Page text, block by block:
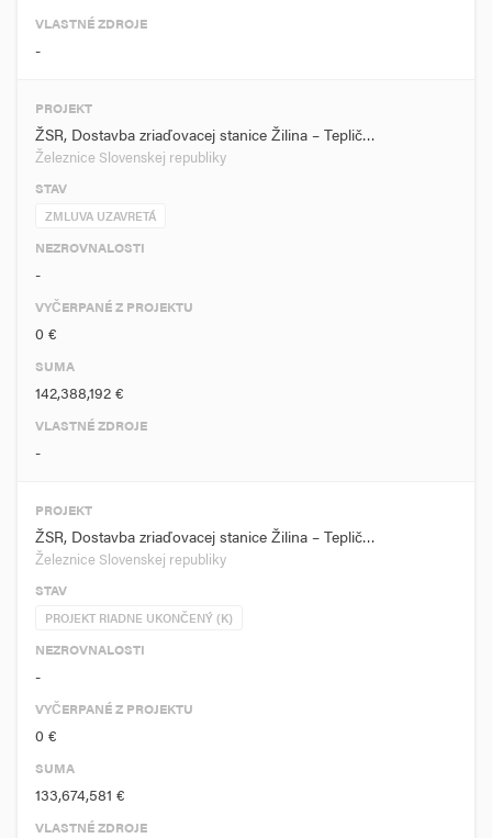
VLASTNÉ ZDROJE
-
PROJEKT
ŽSR, Dostavba zriaďovacej stanice Žilina – Teplič…
Železnice Slovenskej republiky
STAV
ZMLUVA UZAVRETÁ
NEZROVNALOSTI
-
VYČERPANÉ Z PROJEKTU
0 €
SUMA
142,388,192 €
VLASTNÉ ZDROJE
-
PROJEKT
ŽSR, Dostavba zriaďovacej stanice Žilina – Teplič…
Železnice Slovenskej republiky
STAV
PROJEKT RIADNE UKONČENÝ (K)
NEZROVNALOSTI
-
VYČERPANÉ Z PROJEKTU
0 €
SUMA
133,674,581 €
VLASTNÉ ZDROJE